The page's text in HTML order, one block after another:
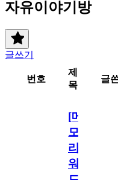
자유이야기방
글쓰기
번호
제
목
글
[메
모
리
워